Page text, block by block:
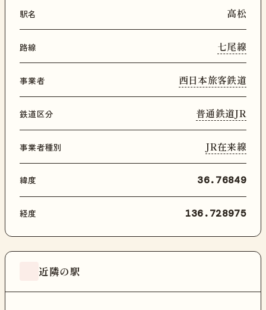
駅名 高松
路線 七尾線
事業者 西日本旅客鉄道
鉄道区分 普通鉄道JR
事業者種別 JR在来線
緯度 36.76849
経度 136.728975
近隣の駅